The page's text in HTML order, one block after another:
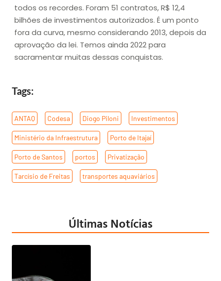
todos os recordes. Foram 51 contratos, R$ 12,4
bilhões de investimentos autorizados. É um ponto
fora da curva, mesmo considerando 2013, depois da
aprovação da lei. Temos ainda 2022 para
sacramentar muitas dessas conquistas.
Tags:
ANTAQ Codesa Diogo Piloni Investimentos
Ministério da Infraestrutura Porto de Itajaí
Porto de Santos portos Privatização
Tarcísio de Freitas transportes aquaviários
Últimas Notícias